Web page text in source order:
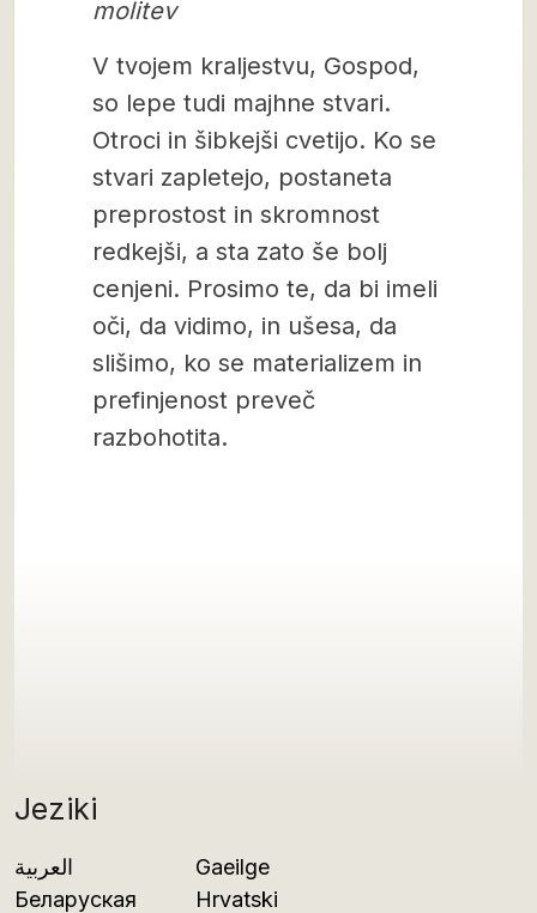
Jeziki
العربية
Беларуская
Gaeilge
Hrvatski
molitev
V tvojem kraljestvu, Gospod,
so lepe tudi majhne stvari.
Otroci in šibkejši cvetijo. Ko se
stvari zapletejo, postaneta
preprostost in skromnost
redkejši, a sta zato še bolj
cenjeni. Prosimo te, da bi imeli
oči, da vidimo, in ušesa, da
slišimo, ko se materializem in
prefinjenost preveč
razbohotita.